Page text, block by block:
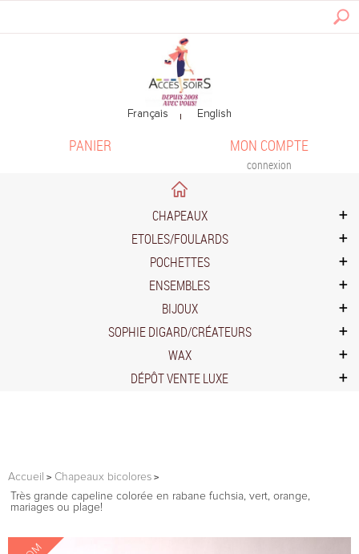
MON COMPTE
connexion
PANIER
CHAPEAUX
ETOLES/FOULARDS
POCHETTES
ENSEMBLES
BIJOUX
SOPHIE DIGARD/CRÉATEURS
WAX
DÉPÔT VENTE LUXE
Accueil
Chapeaux bicolores
Très grande capeline colorée en rabane fuchsia, vert, orange,
mariages ou plage!